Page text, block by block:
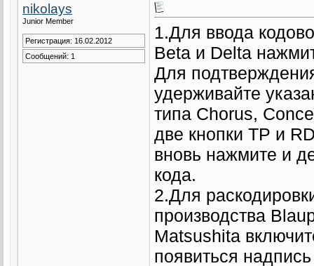
nikolays
Junior Member
Регистрация: 16.02.2012
Сообщений: 1
1.Для ввода
Beta и Delta
Для
удерживайте
типа Chorus,
две кнопки TP и
вновь нажмите и
кода.
2.Для
производства
Matsushita
появиться